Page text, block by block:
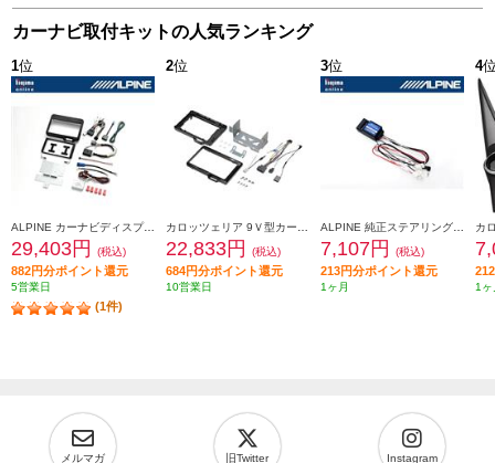
カーナビ取付キットの人気ランキング
1位
ALPINE カーナビディスプレイオーディオ取付けキット N-BOX(JF5/6系)専用 KTX-XF11-NB-56-NR
29,403円 (税込)
882円分ポイント還元
5営業日
(1件)
2位
22,833円 (税込)
684円分ポイント還元
10営業日
3位
7,107円 (税込)
213円分ポイント還元
1ヶ月
4
1ヶ
メルマガ 旧Twitter Instagram